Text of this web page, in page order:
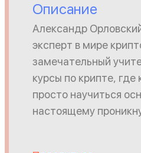
Описание
Александр
эксперт в мире
замечательный
курсы по крипте,
просто научиться
настоящему